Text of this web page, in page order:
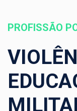
PROFISSÃO